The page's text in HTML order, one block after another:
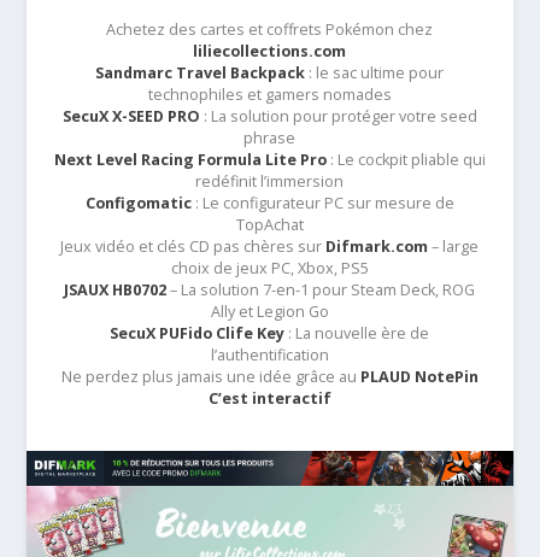
Achetez des cartes et coffrets Pokémon chez
liliecollections.com
Sandmarc Travel Backpack : le sac ultime pour
technophiles et gamers nomades
SecuX X-SEED PRO : La solution pour protéger votre seed
phrase
Next Level Racing Formula Lite Pro: Le cockpit pliable qui
redéfinit l’immersion
Configomatic: Le configurateur PC sur mesure de
TopAchat
Jeux vidéo et clés CD pas chères sur Difmark.com – large
choix de jeux PC, Xbox, PS5
JSAUX HB0702– La solution 7-en-1 pour Steam Deck, ROG
Ally et Legion Go
SecuX PUFido Clife Key : La nouvelle ère de
l’authentification
Ne perdez plus jamais une idée grâce au PLAUD NotePin
C’est interactif